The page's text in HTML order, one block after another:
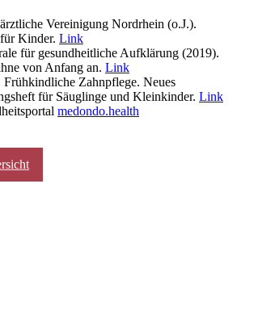
Vereinigung Nordrhein (o.J.).
Kinder. Link
für gesundheitliche Aufklärung (2019).
von Anfang an. Link
Zahnpflege. Neues
für Säuglinge und Kleinkinder. Link
medondo.health